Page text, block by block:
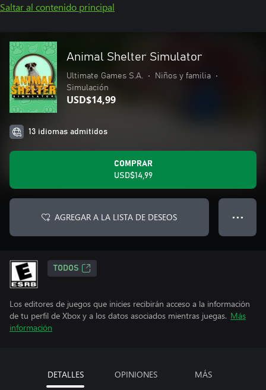
Saltar al contenido principal
Animal Shelter Simulator
Ultimate Games S.A. • Niños y familia
•
Simulación
USD$14,99
13 idiomas admitidos
COMPRAR
USD$14,99
AGREGAR A LA LISTA DE DESEOS ● ● ●
TODOS
Los editores de juegos que inicies recibirán acceso a la información
de tu perfil de Xbox y a los datos asociados mientras juegas. Más
información
DETALLES OPINIONES MÁS